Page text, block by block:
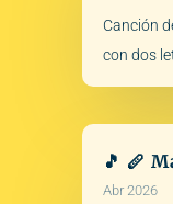
Canción
con dos
🎵 🪈
Abr 2026